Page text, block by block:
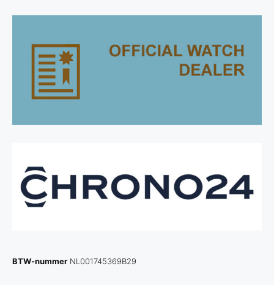
BTW-nummer NL001745369B29